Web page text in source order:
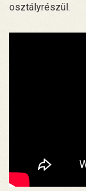
osztályrészül.